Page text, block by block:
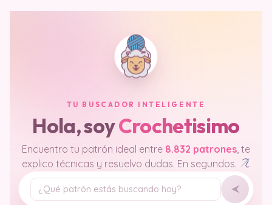
TU BUSCADOR INTELIGENTE
Hola, soyCrochetisimo
Encuentro tu patrón ideal entre 8.832 patrones , te
explico técnicas y resuelvo dudas. En segundos.
Tu pregunta